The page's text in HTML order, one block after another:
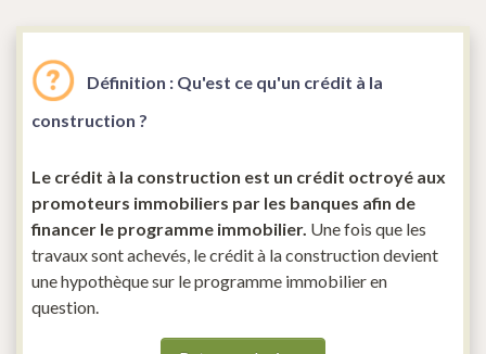
Définition : Qu'est ce qu'un crédit à la
construction ?
Le crédit à la construction est un crédit octroyé aux
promoteurs immobiliers par les banques afin de
financer le programme immobilier. Une fois que les
travaux sont achevés, le crédit à la construction devient
une hypothèque sur le programme immobilier en
question.